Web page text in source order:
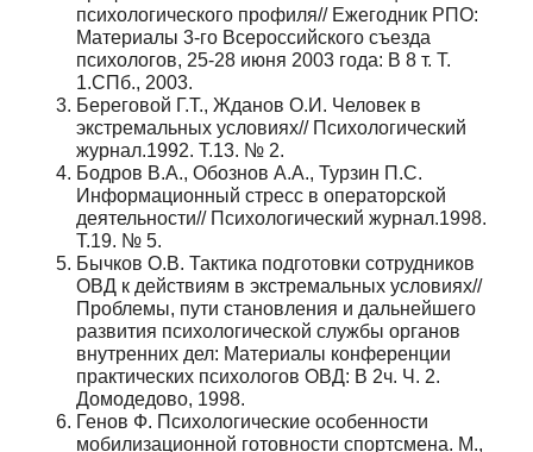
психологического профиля// Ежегодник РПО:
Материалы 3-го Всероссийского съезда
психологов, 25-28 июня 2003 года: В 8 т. Т.
1.СПб., 2003.
Береговой Г.Т., Жданов О.И. Человек в
экстремальных условиях// Психологический
журнал.1992. Т.13. № 2.
Бодров В.А., Обознов А.А., Турзин П.С.
Информационный стресс в операторской
деятельности// Психологический журнал.1998.
Т.19. № 5.
Бычков О.В. Тактика подготовки сотрудников
ОВД к действиям в экстремальных условиях//
Проблемы, пути становления и дальнейшего
развития психологической службы органов
внутренних дел: Материалы конференции
практических психологов ОВД: В 2ч. Ч. 2.
Домодедово, 1998.
Генов Ф. Психологические особенности
мобилизационной готовности спортсмена. М.,